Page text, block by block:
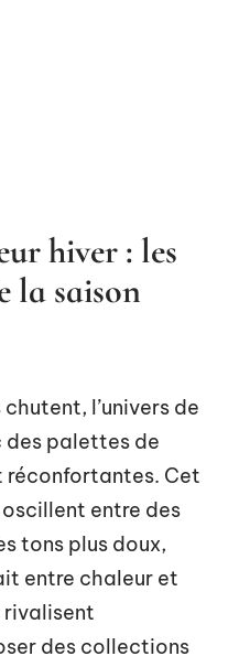
hiver : les
la saison
l’univers de
des palettes de
réconfortantes. Cet
entre des
tons plus doux,
entre chaleur et
rivalisent
des collections